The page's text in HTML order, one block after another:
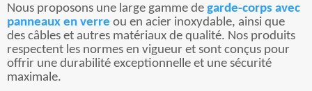
Nous proposons une large gamme de garde-corps avec
panneaux en verre ou en acier inoxydable, ainsi que
des câbles et autres matériaux de qualité. Nos produits
respectent les normes en vigueur et sont conçus pour
offrir une durabilité exceptionnelle et une sécurité
maximale.